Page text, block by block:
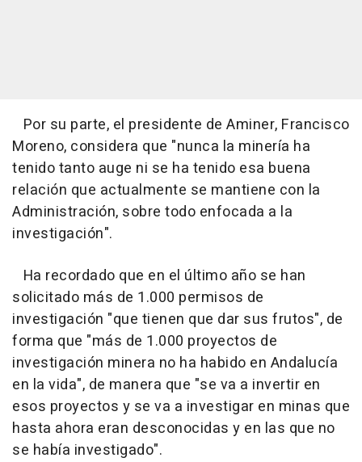
Por su parte, el presidente de Aminer, Francisco
Moreno, considera que "nunca la minería ha
tenido tanto auge ni se ha tenido esa buena
relación que actualmente se mantiene con la
Administración, sobre todo enfocada a la
investigación".
Ha recordado que en el último año se han
solicitado más de 1.000 permisos de
investigación "que tienen que dar sus frutos", de
forma que "más de 1.000 proyectos de
investigación minera no ha habido en Andalucía
en la vida", de manera que "se va a invertir en
esos proyectos y se va a investigar en minas que
hasta ahora eran desconocidas y en las que no
se había investigado".